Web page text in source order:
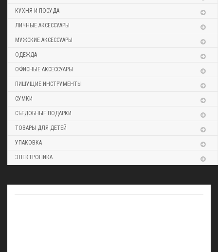
КУХНЯ И ПОСУДА
ЛИЧНЫЕ АКСЕССУАРЫ
МУЖСКИЕ АКСЕССУАРЫ
ОДЕЖДА
ОФИСНЫЕ АКСЕССУАРЫ
ПИШУЩИЕ ИНСТРУМЕНТЫ
СУМКИ
СЪЕДОБНЫЕ ПОДАРКИ
ТОВАРЫ ДЛЯ ДЕТЕЙ
УПАКОВКА
ЭЛЕКТРОНИКА